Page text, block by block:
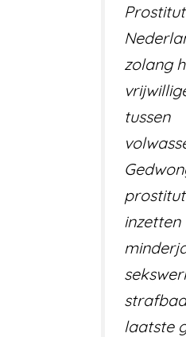
zolang
tussen
inzetten
laatste